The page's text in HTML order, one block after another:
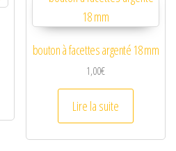
bouton à facettes argenté 18 mm
1,00€
Lire la suite